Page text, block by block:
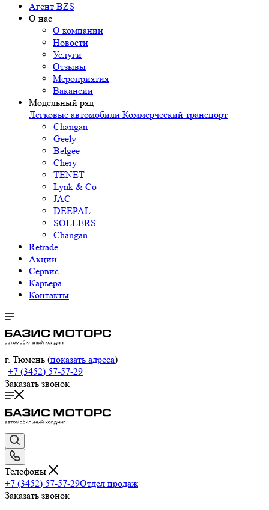
Агент BZS
О нас
О компании
Новости
Услуги
Отзывы
Мероприятия
Вакансии
Модельный ряд
Легковые автомобили Коммерческий транспорт
Changan
Geely
Belgee
Chery
TENET
Lynk & Co
JAC
DEEPAL
SOLLERS
Changan
Retrade
Акции
Сервис
Карьера
Контакты
г. Тюмень (показать адреса)
+7 (3452) 57-57-29
Заказать звонок
Телефоны
+7 (3452) 57-57-29Отдел продаж
Заказать звонок